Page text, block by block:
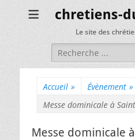
chretiens-
Le site des
Rechercher :
Accueil » Évènement »
Messe dominicale à
Messe dominicale